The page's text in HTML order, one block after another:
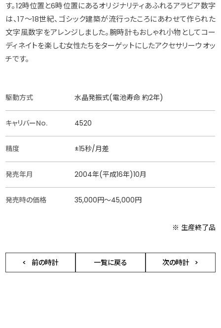
す。12時位置と6時位置にあるオリジナリティあふれるアラビア数字
は、17〜18世紀、ゴシック建築が流行ったころにあわせて作られた
文字風数字をアレンジしました。腕時計もおしゃれ小物としてコー
ディネイトを楽しむ女性たちをターゲットにしたアクセサリーウオッ
チです。
駆動方式 水晶発振式(電池寿命 約2年)
キャリバーNo. 4520
精度 ±15秒/月差
発売年月 2004年(平成16年)10月
発売時の価格 35,000円〜45,000円
※ 生産終了品
前の時計 一覧に戻る 次の時計